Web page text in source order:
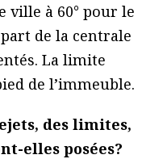
ville à 60° pour le
de la centrale
La limite
de l’immeuble.
des limites,
elles posées?